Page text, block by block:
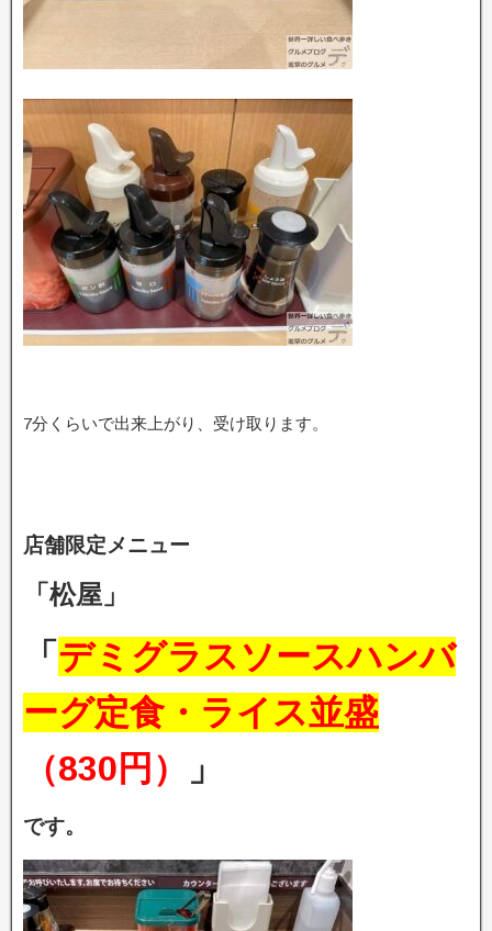
7分くらいで出来上がり、受け取ります。
店舗限定メニュー
「松屋」
「 デミグラスソースハンバ
ーグ定食・ライス並盛
（830円）
」
です。